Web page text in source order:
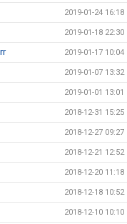
2019-01-24 16:18
2019-01-18 22:30
2019-01-17 10:04
2019-01-07 13:32
2019-01-01 13:01
2018-12-31 15:25
2018-12-27 09:27
2018-12-21 12:52
2018-12-20 11:18
2018-12-18 10:52
2018-12-10 10:10